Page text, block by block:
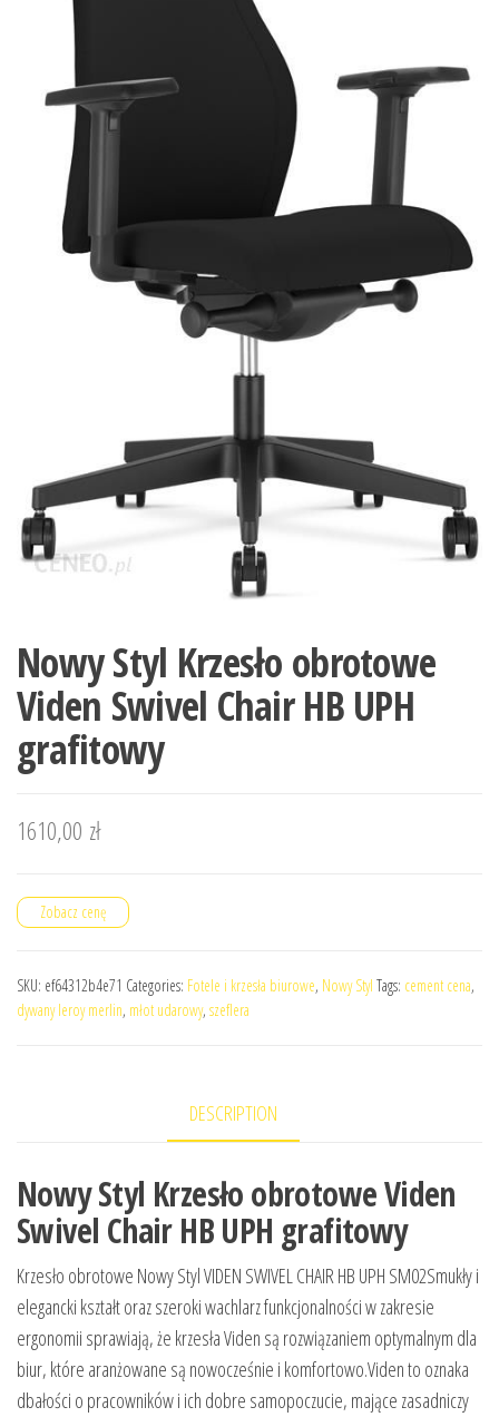
Nowy Styl Krzesło obrotowe
Viden Swivel Chair HB UPH
grafitowy
1610,00 zł
Zobacz cenę
SKU: ef64312b4e71 Categories: Fotele i krzesła biurowe, Nowy Styl Tags: cement cena,
dywany leroy merlin, młot udarowy, szeflera
DESCRIPTION
Nowy Styl Krzesło obrotowe Viden
Swivel Chair HB UPH grafitowy
Krzesło obrotowe Nowy Styl VIDEN SWIVEL CHAIR HB UPH SM02Smukły i
elegancki kształt oraz szeroki wachlarz funkcjonalności w zakresie
ergonomii sprawiają, że krzesła Viden są rozwiązaniem optymalnym dla
biur, które aranżowane są nowocześnie i komfortowo.Viden to oznaka
dbałości o pracowników i ich dobre samopoczucie, mające zasadniczy